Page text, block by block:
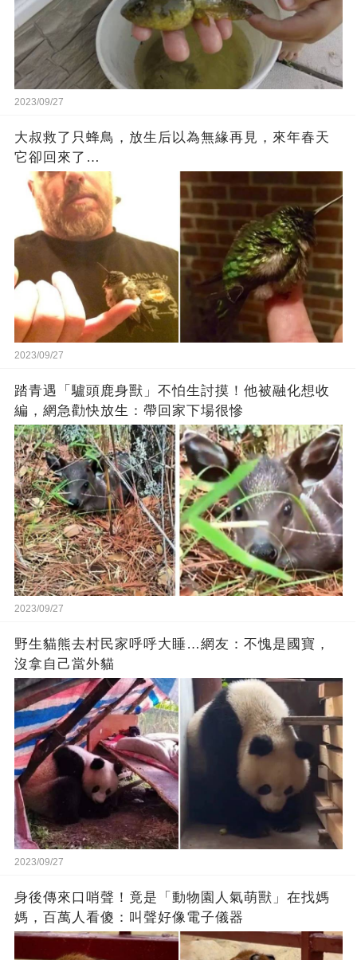
2023/09/27
大叔救了只蜂鳥，放生后以為無緣再見，來年春天
它卻回來了…
2023/09/27
踏青遇「驢頭鹿身獸」不怕生討摸！他被融化想收
編，網急勸快放生：帶回家下場很慘
2023/09/27
野生貓熊去村民家呼呼大睡…網友：不愧是國寶，
沒拿自己當外貓
2023/09/27
身後傳來口哨聲！竟是「動物園人氣萌獸」在找媽
媽，百萬人看傻：叫聲好像電子儀器